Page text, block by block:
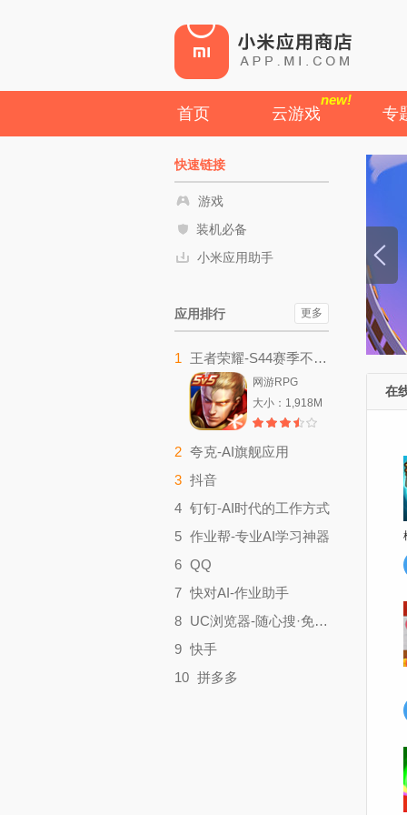
首页 云游戏
new!
专
在
快速链接
游戏
装机必备
小米应用助手
更多
应用排行
1 王者荣耀-S44赛季不拘命格
网游RPG
大小：1,918M
2 夸克-AI旗舰应用
3 抖音
影音视听
4 钉钉-AI时代的工作方式
效率办公
5 作业帮-专业AI学习神器
6 QQ
聊天社交
7 快对AI-作业助手
实用工具
8 UC浏览器-随心搜·免费看
9 快手
10 拼多多